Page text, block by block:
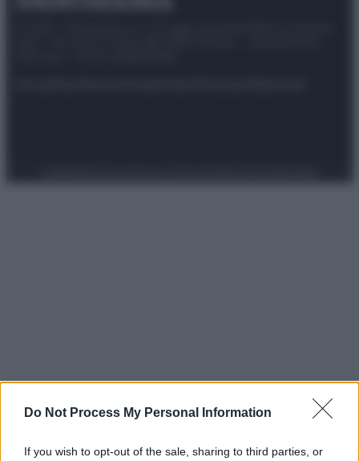
Do Not Process My Personal Information
If you wish to opt-out of the sale, sharing to third parties, or